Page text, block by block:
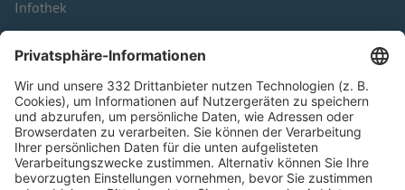
Infothek
Kontakt
HÄUFIG BESUCHTE SEITEN
Pässe und Vereinswechsel
Trainerausbildung
Schulungsangebot Vereinsmitarbeiter